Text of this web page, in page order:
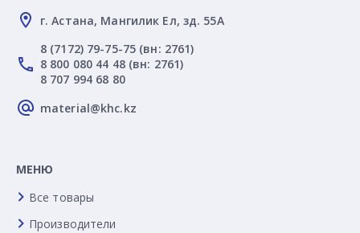
г. Астана, Мангилик Ел, зд. 55А
8 (7172) 79-75-75 (вн: 2761)
8 800 080 44 48 (вн: 2761)
8 707 994 68 80
material@khc.kz
МЕНЮ
Все товары
Производители